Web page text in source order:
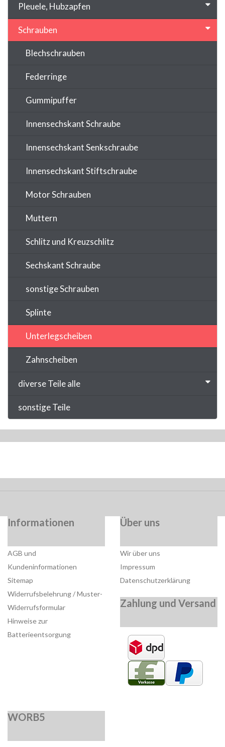
Pleuele, Hubzapfen
Schrauben
Blechschrauben
Federringe
Gummipuffer
Innensechskant Schraube
Innensechskant Senkschraube
Innensechskant Stiftschraube
Motor Schrauben
Muttern
Schlitz und Kreuzschlitz
Sechskant Schraube
sonstige Schrauben
Splinte
Unterlegscheiben
Zahnscheiben
diverse Teile alle
sonstige Teile
Informationen
AGB und
Kundeninformationen
Sitemap
Widerrufsbelehrung / Muster-
Widerrufsformular
Hinweise zur
Batterieentsorgung
Über uns
Wir über uns
Impressum
Datenschutzerklärung
Zahlung und Versand
WORB5